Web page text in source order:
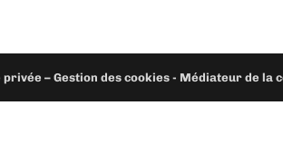
– Gestion des cookies - Médiateur de la